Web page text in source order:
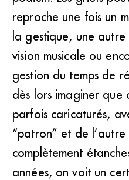
reproche une fois un
la gestique, une
vision musicale ou
gestion du temps de
dès lors imaginer que
parfois caricaturés,
“patron” et de l’autre
complètement
années, on voit un